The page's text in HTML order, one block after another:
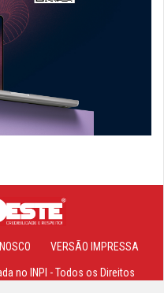
VERSÃO IMPRESSA
no INPI - Todos os Direitos